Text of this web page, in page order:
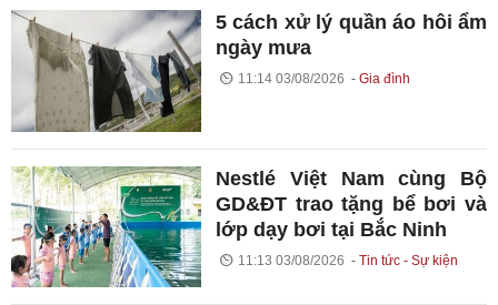
5 cách xử lý quần áo hôi ẩm
ngày mưa
11:14 03/08/2026 Gia đình
Nestlé Việt Nam cùng Bộ
GD&ĐT trao tặng bể bơi và
lớp dạy bơi tại Bắc Ninh
11:13 03/08/2026 Tin tức - Sự kiện